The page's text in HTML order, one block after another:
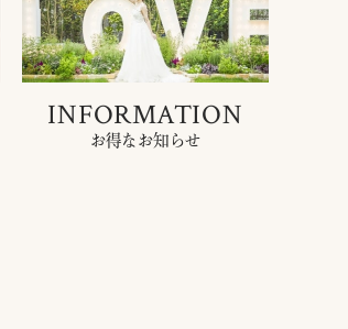
INFORMATION
お得なお知らせ